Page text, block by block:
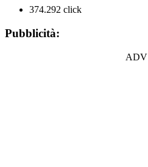
374.292 click
Pubblicità:
ADV